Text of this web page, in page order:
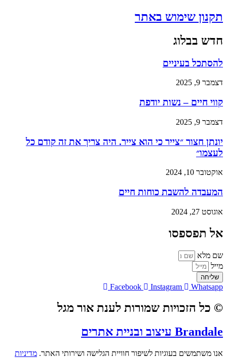
תקנון שימוש באתר
חדש בבלוג
להסתכל בעיניים
דצמבר 9, 2025
קווי חיים – נשות יודפת
דצמבר 9, 2025
יונתן חצור ״צייר כי הוא צייר. היה צריך את זה קודם כל
לעצמו״
אוקטובר 10, 2024
המעבדה להשבת כוחות חיים
אוגוסט 27, 2024
אל תפספסו
שם מלא
מייל
שליחה
Facebook Instagram Whatsapp
© כל הזכויות שמורות לענת אור מגל
Brandale עיצוב ובניית אתרים
אנו משתמשים בעוגיות לשיפור חוויית הגלישה ושירותי האתר. מדיניות